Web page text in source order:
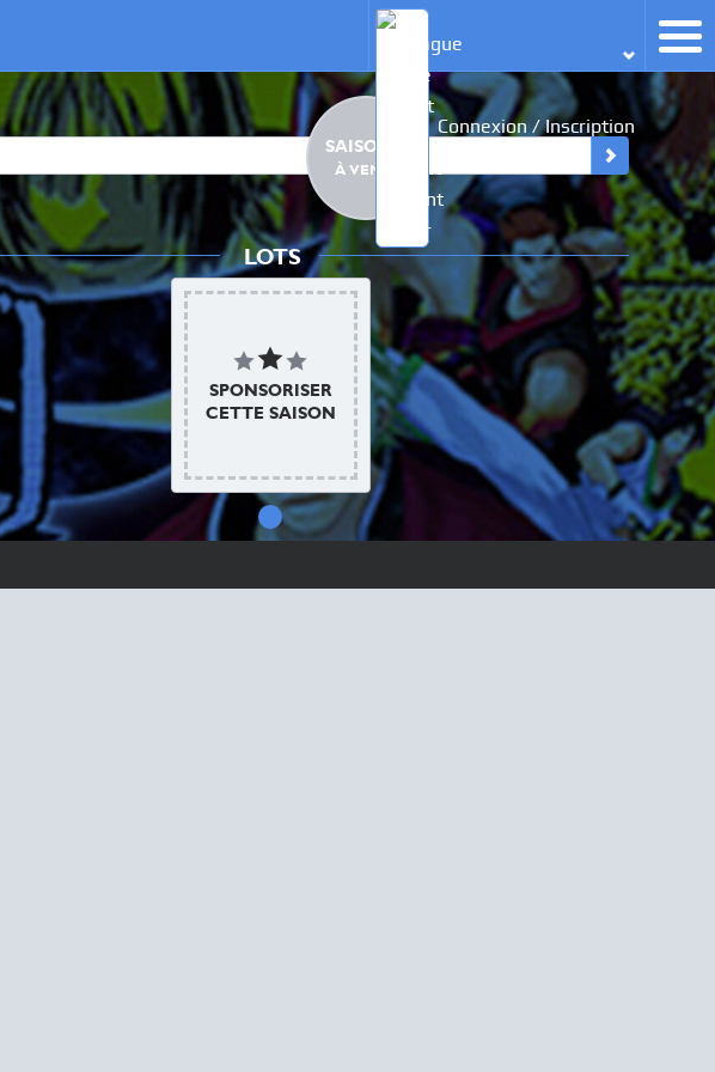
Connexion / Inscription
SAISON 1
À VENIR
LOTS
SPONSORISER
CETTE SAISON